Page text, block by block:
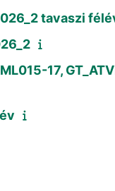
tavaszi
17,